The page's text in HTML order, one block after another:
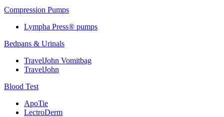
Compression Pumps
Lympha Press® pumps
Bedpans & Urinals
TravelJohn Vomitbag
TravelJohn
Blood Test
ApoTie
LectroDerm